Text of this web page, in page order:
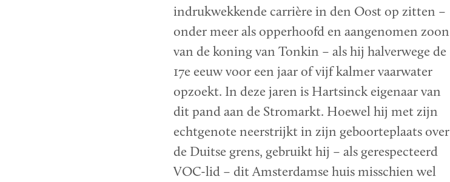
indrukwekkende carrière in den Oost op zitten –
onder meer als opperhoofd en aangenomen zoon
van de koning van Tonkin – als hij halverwege de
17e eeuw voor een jaar of vijf kalmer vaarwater
opzoekt. In deze jaren is Hartsinck eigenaar van
dit pand aan de Stromarkt. Hoewel hij met zijn
echtgenote neerstrijkt in zijn geboorteplaats over
de Duitse grens, gebruikt hij – als gerespecteerd
VOC-lid – dit Amsterdamse huis misschien wel